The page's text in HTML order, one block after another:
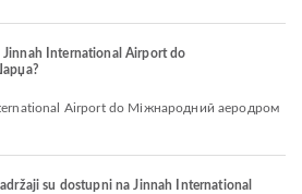
International Airport do
su dostupni na Jinnah International